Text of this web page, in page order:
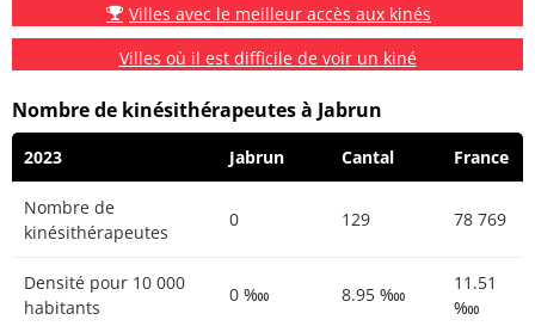
Villes avec le meilleur accès aux kinés
Villes où il est difficile de voir un kiné
Nombre de kinésithérapeutes à Jabrun
2023 Jabrun Cantal France
Nombre de
kinésithérapeutes
0 129 78 769
Densité pour 10 000
habitants
0 ‱ 8.95 ‱
11.51
‱